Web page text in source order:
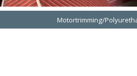
Motortrimming/